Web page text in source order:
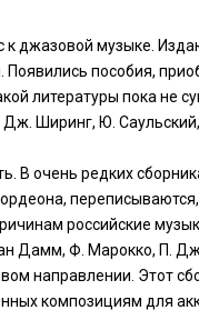
джазовой музыке.
Появились пособия,
литературы пока не
Ширинг, Ю.
В очень редких
российские
Дамм, Ф. Марокко, П.
направлении. Этот
композициям для